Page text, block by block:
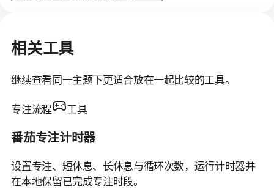
相关工具
继续查看同一主题下更适合放在一起比较的工具。
专注流程 工具
番茄专注计时器
设置专注、短休息、长休息与循环次数，运行计时器并
在本地保留已完成专注时段。